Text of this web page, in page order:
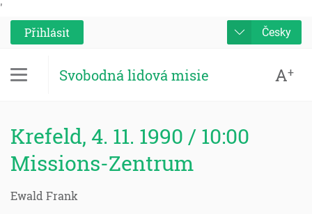
'
Přihlásit
Česky
Svobodná lidová misie A+
Krefeld, 4. 11. 1990 / 10:00
Missions-Zentrum
Ewald Frank